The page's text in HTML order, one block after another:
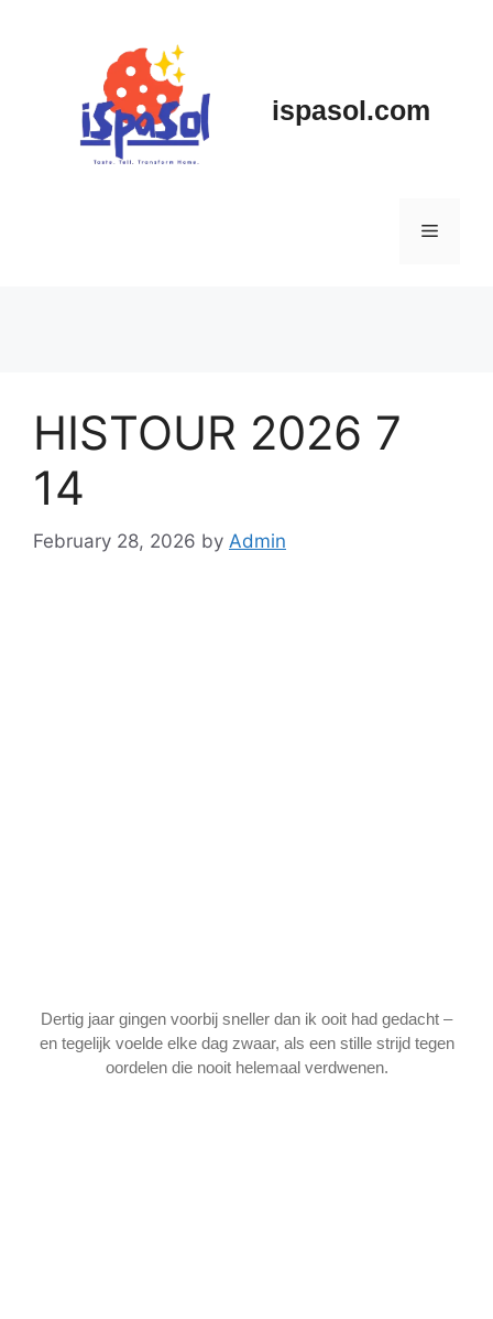
ispasol.com
Menu
HISTOUR 2026 7
14
February 28, 2026 by Admin
Dertig jaar gingen voorbij sneller dan ik ooit had gedacht –
en tegelijk voelde elke dag zwaar, als een stille strijd tegen
oordelen die nooit helemaal verdwenen.